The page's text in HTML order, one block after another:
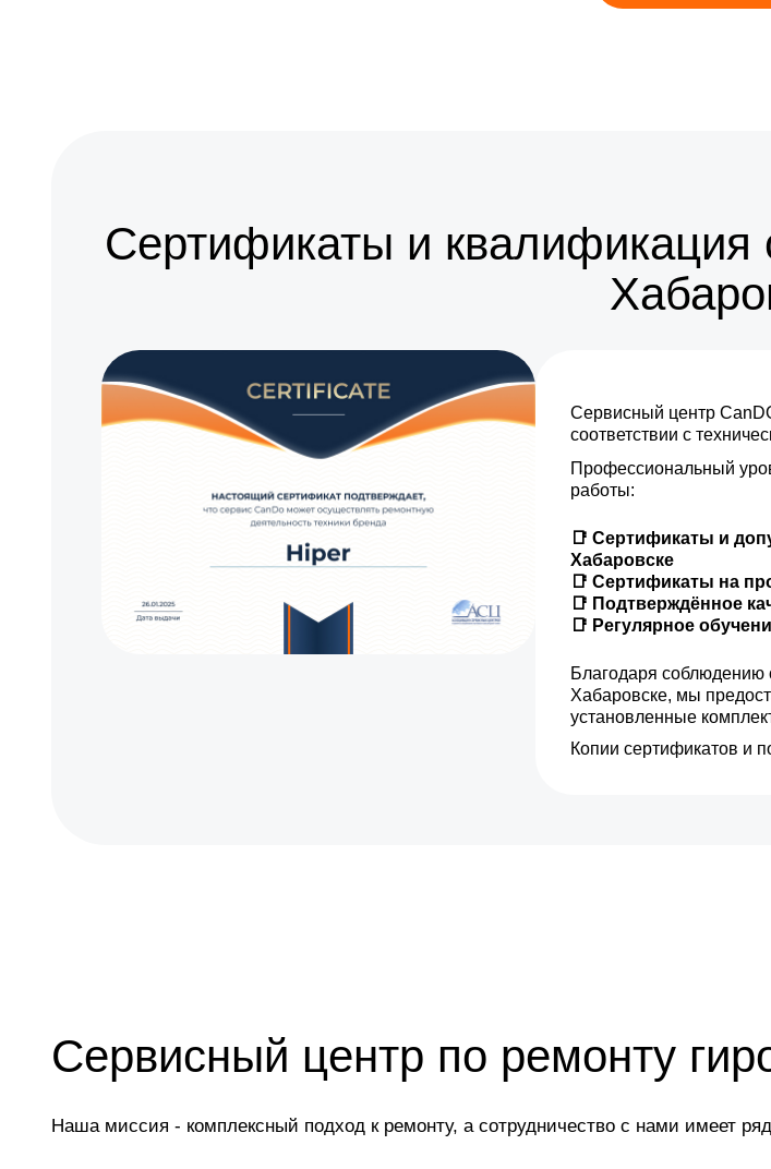
Сертификаты и квалификация
Сервисный центр
соответствии с
Профессиональный
работы:
📑 Сертификаты и
Хабаровске
📑 Сертификаты на
📑 Подтверждённое
📑 Регулярное
Благодаря соблюдению
Хабаровске, мы
установленные
Копии сертификатов и
Сервисный центр по ремонту
Наша миссия - комплексный подход к ремонту, а сотрудничество с нами имеет